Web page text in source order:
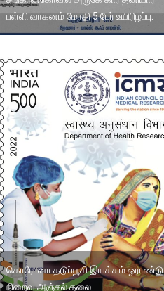
பள்ளி வாகனம் மோதி 5 பேர் உயிரிழப்பு.
கொரோனா தடுப்பூசி இயக்கம் ஓராண்டு
நிறைவு அஞ்சல் தலை